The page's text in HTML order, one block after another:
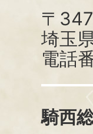
〒
埼玉
電話
騎西